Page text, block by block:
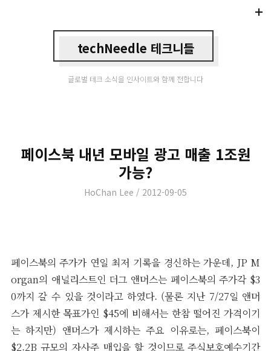
techNeedle 테크니들
글로벌 테크 소식을 인사이트와 함께 전합니다
페이스북 내년 모바일 광고 매출 1조원
가능?
Author
HoChan Lee
Posted
2012-09-05
페이스북의 주가가 연일 최저 기록을 경신하는 가운데, JP M
organ의 애널리스트인 더그 앤머스는 페이스북의 주가각 $3
0까지 갈 수 있을 것이라고 하였다. (물론 지난 7/27일 앤머
스가 제시한 목표가인 $45에 비해서는 한참 떨어진 가격이기
는 하지만) 앤머스가 제시하는 주요 이유로는, 페이스북이
$2.2B 규모의 자사주 매입을 할 것이므로 주식보호예수기간